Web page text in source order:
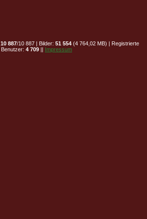
10 887/10 887 | Bilder: 51 554(4 764,02 MB) | Registrierte
Benutzer: 4 709 || Impressum